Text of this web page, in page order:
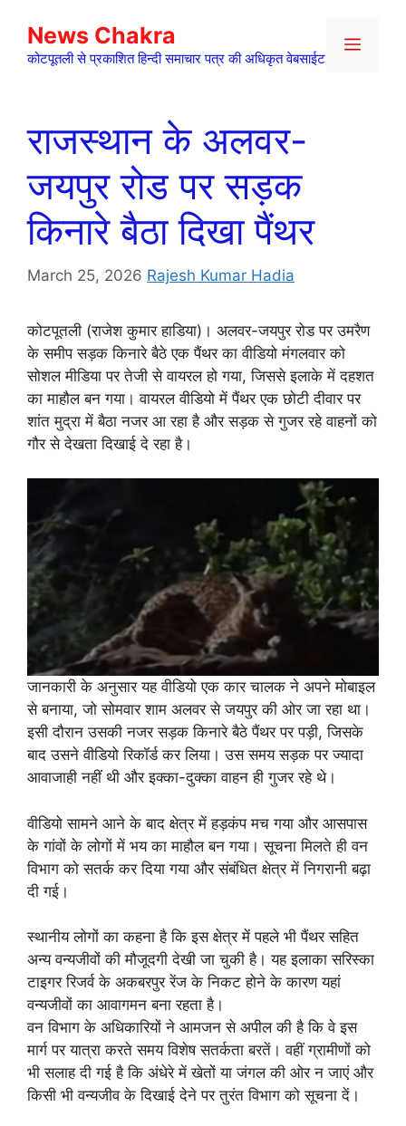
content
News Chakra
कोटपूतली से प्रकाशित हिन्दी समाचार पत्र की अधिकृत वेबसाईट
Menu
राजस्थान के अलवर-
जयपुर रोड पर सड़क
किनारे बैठा दिखा पैंथर
March 25, 2026 Rajesh Kumar Hadia
कोटपूतली (राजेश कुमार हाडिया)। अलवर-जयपुर रोड पर उमरैण
के समीप सड़क किनारे बैठे एक पैंथर का वीडियो मंगलवार को
सोशल मीडिया पर तेजी से वायरल हो गया, जिससे इलाके में दहशत
का माहौल बन गया। वायरल वीडियो में पैंथर एक छोटी दीवार पर
शांत मुद्रा में बैठा नजर आ रहा है और सड़क से गुजर रहे वाहनों को
गौर से देखता दिखाई दे रहा है।
जानकारी के अनुसार यह वीडियो एक कार चालक ने अपने मोबाइल
से बनाया, जो सोमवार शाम अलवर से जयपुर की ओर जा रहा था।
इसी दौरान उसकी नजर सड़क किनारे बैठे पैंथर पर पड़ी, जिसके
बाद उसने वीडियो रिकॉर्ड कर लिया। उस समय सड़क पर ज्यादा
आवाजाही नहीं थी और इक्का-दुक्का वाहन ही गुजर रहे थे।
वीडियो सामने आने के बाद क्षेत्र में हड़कंप मच गया और आसपास
के गांवों के लोगों में भय का माहौल बन गया। सूचना मिलते ही वन
विभाग को सतर्क कर दिया गया और संबंधित क्षेत्र में निगरानी बढ़ा
दी गई।
स्थानीय लोगों का कहना है कि इस क्षेत्र में पहले भी पैंथर सहित
अन्य वन्यजीवों की मौजूदगी देखी जा चुकी है। यह इलाका सरिस्का
टाइगर रिजर्व के अकबरपुर रेंज के निकट होने के कारण यहां
वन्यजीवों का आवागमन बना रहता है।
वन विभाग के अधिकारियों ने आमजन से अपील की है कि वे इस
मार्ग पर यात्रा करते समय विशेष सतर्कता बरतें। वहीं ग्रामीणों को
भी सलाह दी गई है कि अंधेरे में खेतों या जंगल की ओर न जाएं और
किसी भी वन्यजीव के दिखाई देने पर तुरंत विभाग को सूचना दें।